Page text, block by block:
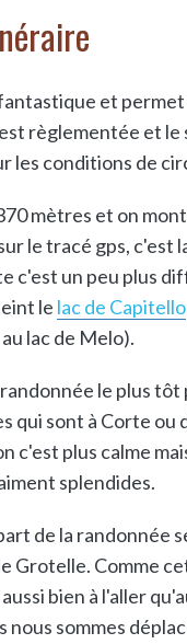
et permet
règlementée et
les conditions de
mètres et on
le tracé gps, c'est
c'est un peu plus
le lac de Capitello
lac de Melo).
le plus tôt
sont à Corte ou
c'est plus calme
splendides.
de la randonnée
Grotelle. Comme
bien à l'aller
nous sommes